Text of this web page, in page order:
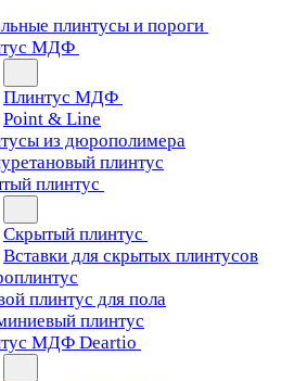
плинтусы и пороги
МДФ
Плинтус МДФ
Point & Line
из дюрополимера
плинтус
плинтус
Скрытый плинтус
Вставки для скрытых плинтусов
плинтус для пола
плинтус
МДФ Deartio